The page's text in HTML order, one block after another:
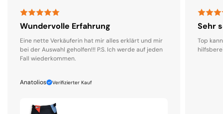
Wundervolle Erfahrung
Eine nette Verkäuferin hat mir alles erklärt und mir
bei der Auswahl geholfen!!! P.S. Ich werde auf jeden
Fall wiederkommen.
Anatolios Verifizierter Kauf
Sehr
Top